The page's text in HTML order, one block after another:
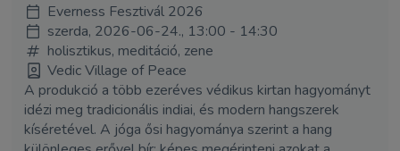
Everness Fesztivál 2026
szerda, 2026-06-24., 13:00 - 14:30
holisztikus, meditáció, zene
Vedic Village of Peace
A produkció a több ezeréves védikus kirtan hagyományt
idézi meg tradicionális indiai, és modern hangszerek
kíséretével. A jóga ősi hagyománya szerint a hang